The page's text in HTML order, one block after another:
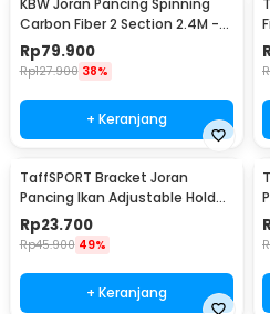
Carbon Fiber 2 Section 2.4M -
KBW01
Rp79.900
Rp127.900 38%
+ Keranjang
TaffSPORT Bracket Joran
Pancing Ikan Adjustable Holder
1.4M - V-003
Rp23.700
Rp45.900 49%
+ Keranjang